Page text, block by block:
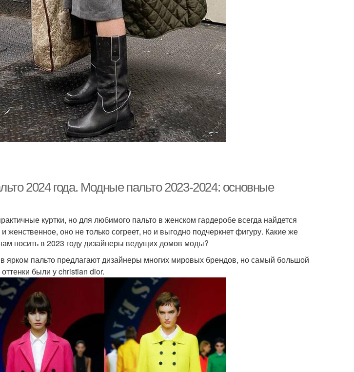
2024 года. Модные пальто 2023-2024: основные
куртки, но для любимого пальто в женском гардеробе всегда найдется
женственное, оно не только согреет, но и выгодно подчеркнет фигуру. Какие же
носить в 2023 году дизайнеры ведущих домов моды?
в ярком пальто предлагают дизайнеры многих мировых брендов, но самый большой
были у christian dior.